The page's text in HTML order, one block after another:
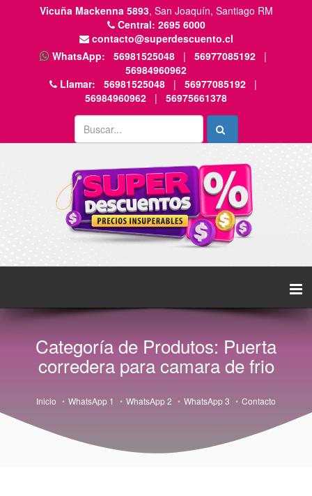
Vicuña Mackenna 5893, San Joaquín, Santiago RM
Central: 2695 6000
contacto@superdescuento.cl
WhatsApp:
56981525048 | 56977085192
|
56984960962
Llamar:
56981525048 | 56977085192
|
56984960962
| 56975661378
Categoría de Produtos: Puerta
corredera para camara de frio
Inicio WhatsApp 1 WhatsApp 2 WhatsApp 3 Contacto